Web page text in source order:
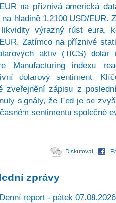
na příznivá americká
na hladině 1,2100 USD/EUR.
výrazný růst eura,
Zatímco na příznivé
aktiv (TICS) dolar
Manufacturing indexu
dolarový sentiment.
zveřejnění zápisu z
signály, že Fed je se
sentimentu společné
Diskutovat
zprávy
Denní report - pátek 07.08.2026